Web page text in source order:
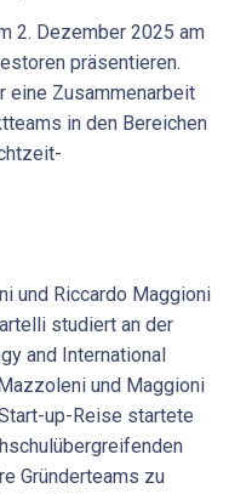
2. Dezember 2025 am
präsentieren.
eine Zusammenarbeit
in den Bereichen
und Riccardo Maggioni
studiert an der
and International
und Maggioni
up-Reise startete
Gründerteams zu